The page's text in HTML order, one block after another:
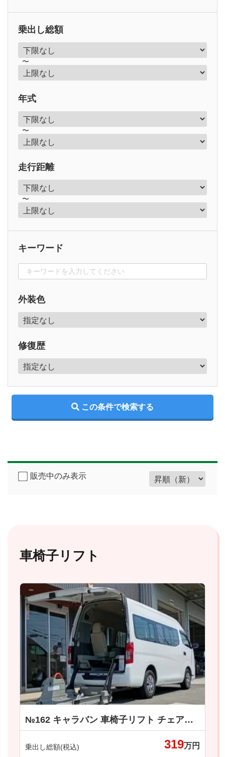
乗出し総額
〜
年式
〜
走行距離
〜
キーワード
外装色
修復歴
販売中のみ表示
車椅子リフト
№162 キャラバン 車椅子リフト チェアキャブ Ｍタイプ 日産
乗出し総額(税込) 319万円